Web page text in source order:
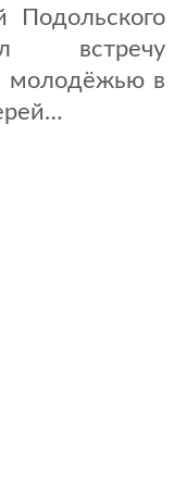
Подольского
встречу
молодёжью в